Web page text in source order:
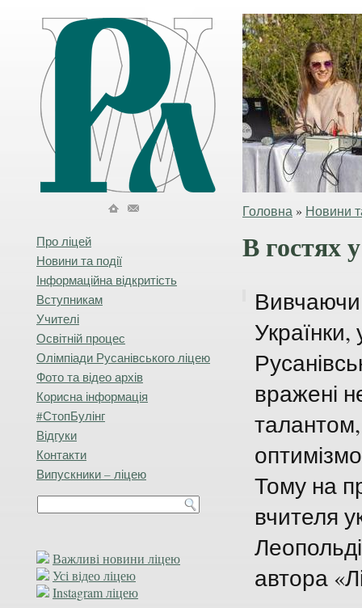
Головна » Новини
Про ліцей
Новини та події
Інформаційна відкритість
Вступникам
Учителі
Освітній процес
Олімпіади Русанівського ліцею
Фото та відео архів
Корисна інформація
#СтопБулінг
Відгуки
Контакти
Випускники – ліцею
Важливі новини ліцею
Усі відео ліцею
Instagram ліцею
В гостях
Вивчаючи
Українки,
вражені
Тому на
вчителя
автора